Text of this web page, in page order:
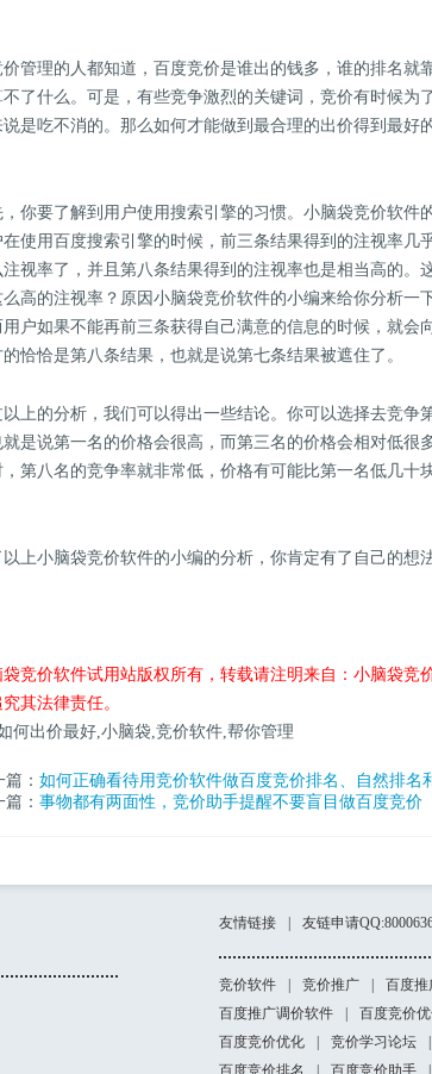
价管理的人都知道，百度竞价是谁出的钱多，谁的排名就
不了什么。可是，有些竞争激烈的关键词，竞价有时候为
是吃不消的。那么如何才能做到最合理的出价得到最好
，你要了解到用户使用搜索引擎的习惯。小脑袋竞价软件
使用百度搜索引擎的时候，前三条结果得到的注视率几
视率了，并且第八条结果得到的注视率也是相当高的。
高的注视率？原因小脑袋竞价软件的小编来给你分析一
户如果不能再前三条获得自己满意的信息的时候，就会
恰恰是第八条结果，也就是说第七条结果被遮住了。
以上的分析，我们可以得出一些结论。你可以选择去竞争
是说第一名的价格会很高，而第三名的价格会相对低很
，第八名的竞争率就非常低，价格有可能比第一名低几十
上小脑袋竞价软件的小编的分析，你肯定有了自己的想
袋竞价软件试用站版权所有，转载请注明来自：小脑袋竞
其法律责任。
何出价最好,小脑袋,竞价软件,帮你管理
： 如何正确看待用竞价软件做百度竞价排名、自然排名
： 事物都有两面性，竞价助手提醒不要盲目做百度竞价
友情链接 友链申请
竞价软件 竞价推广 百度推
百度推广调价软件
百度竞价
百度竞价优化
竞价学习论坛
百度竞价排名
百度竞价助手